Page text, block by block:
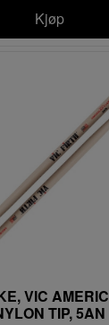
Kjøp
VIC
TIP, 5AN